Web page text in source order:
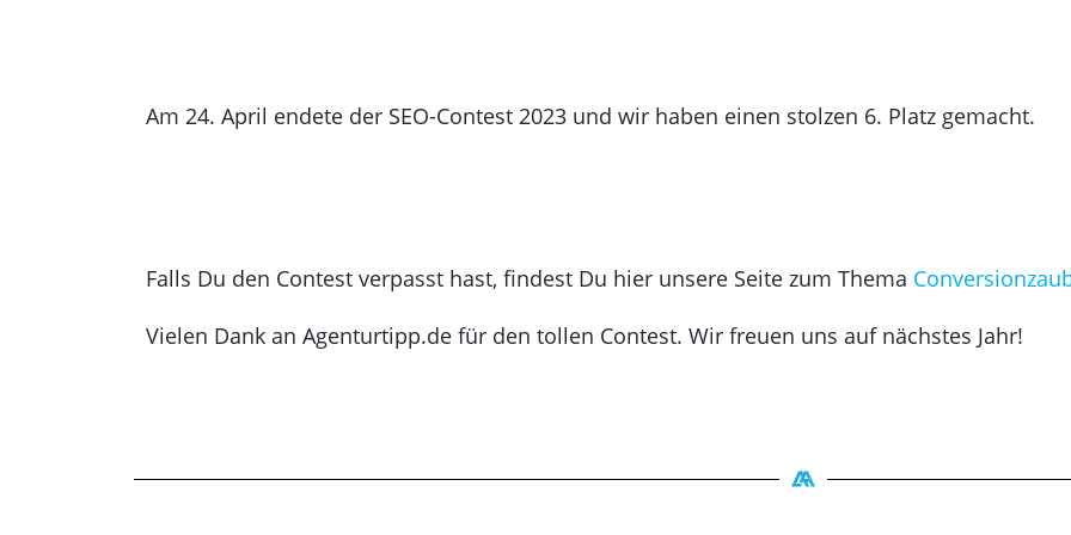
Am 24. April endete der SEO-Contest 2023 und wir haben einen stolzen 6. Platz gemacht.
Falls Du den Contest verpasst hast, findest Du hier unsere Seite zum Thema
Vielen Dank an Agenturtipp.de für den tollen Contest. Wir freuen uns auf nächstes Jahr!